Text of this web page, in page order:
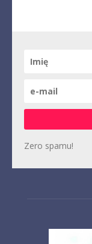
Zero spamu!